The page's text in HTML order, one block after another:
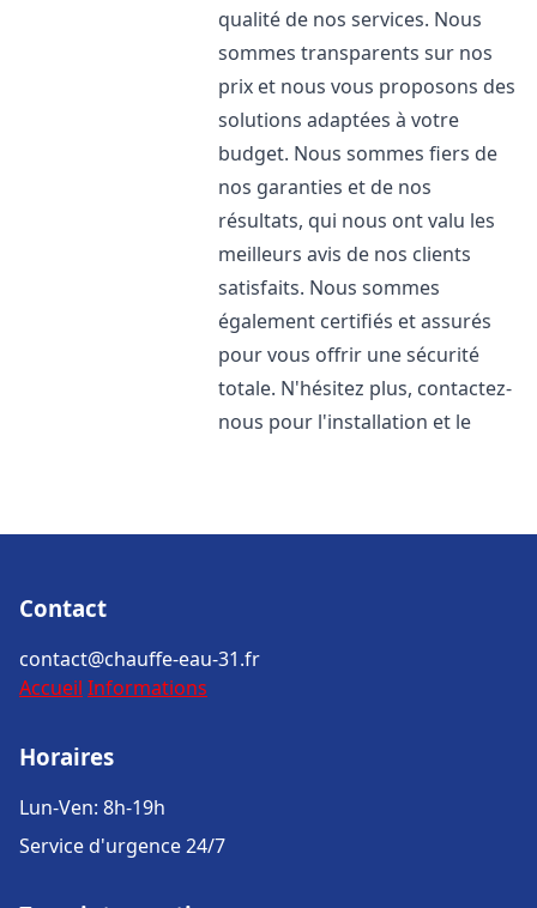
qualité de nos services. Nous
sommes transparents sur nos
prix et nous vous proposons des
solutions adaptées à votre
budget. Nous sommes fiers de
nos garanties et de nos
résultats, qui nous ont valu les
meilleurs avis de nos clients
satisfaits. Nous sommes
également certifiés et assurés
pour vous offrir une sécurité
totale. N'hésitez plus, contactez-
nous pour l'installation et le
Contact
contact@chauffe-eau-31.fr
Accueil Informations
Horaires
Lun-Ven: 8h-19h
Service d'urgence 24/7